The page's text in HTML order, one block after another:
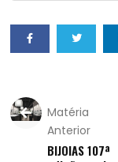
Matéria
Anterior
BIJOIAS 107ª